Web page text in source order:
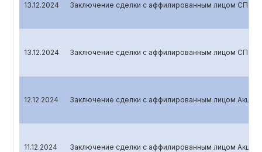
13.12.2024 Заключение сделки с аффилированным лицом СП
13.12.2024 Заключение сделки с аффилированным лицом СП
12.12.2024 Заключение сделки с аффилированным лицом
11.12.2024 Заключение сделки с аффилированным лицом